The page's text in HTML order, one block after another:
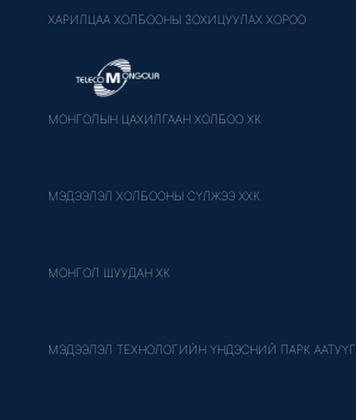
ХАРИЛЦАА ХОЛБООНЫ ЗОХИЦУУЛАХ ХОРОО
МОНГОЛЫН ЦАХИЛГААН ХОЛБОО ХК
МЭДЭЭЛЭЛ ХОЛБООНЫ СҮЛЖЭЭ ХХК
МОНГОЛ ШУУДАН ХК
МЭДЭЭЛЭЛ ТЕХНОЛОГИЙН ҮНДЭСНИЙ ПАРК ААТУҮГ